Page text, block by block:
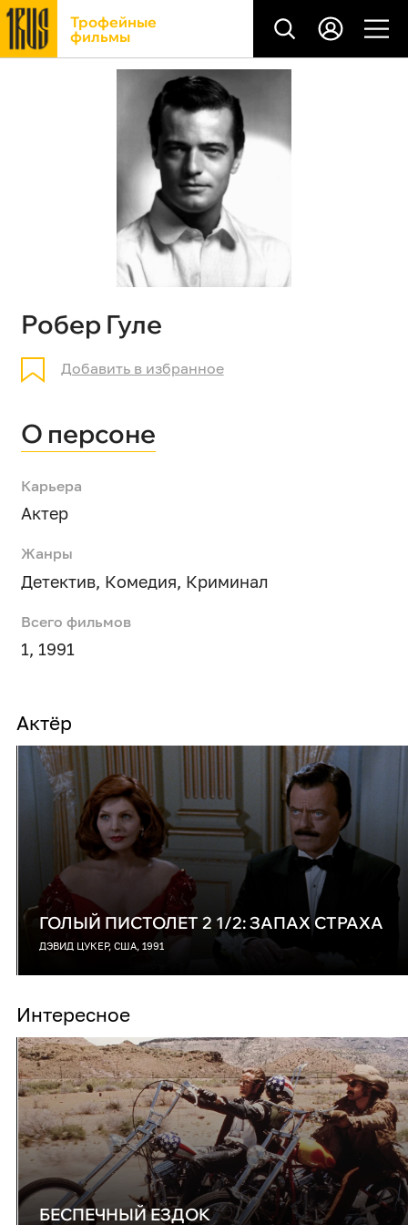
Трофейные
фильмы
Робер Гуле
Добавить в избранное
О персоне
Карьера
Актер
Жанры
Детектив, Комедия, Криминал
Всего фильмов
1, 1991
Актёр
ГОЛЫЙ ПИСТОЛЕТ 2 1/2: ЗАПАХ СТРАХА
ДЭВИД ЦУКЕР, США, 1991
Интересное
БЕСПЕЧНЫЙ ЕЗДОК